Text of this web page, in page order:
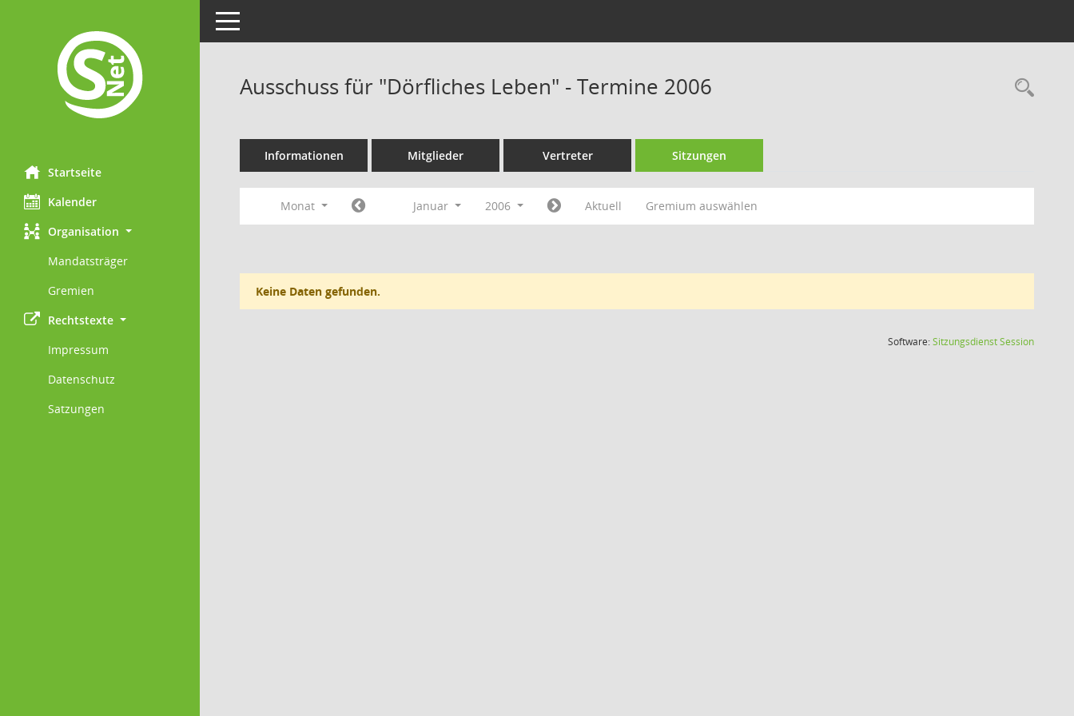
Startseite
Kalender
Organisation
Mandatsträger
Gremien
Rechtstexte
Impressum
Datenschutz
Satzungen
Toggle navigation
Ausschuss für "Dörfliches Leben" - Termine 2006
Informationen Mitglieder Vertreter Sitzungen
Monat Januar 2006 Aktuell Gremium auswählen
Keine Daten gefunden.
Software:SitzungsdienstSession(Wird in